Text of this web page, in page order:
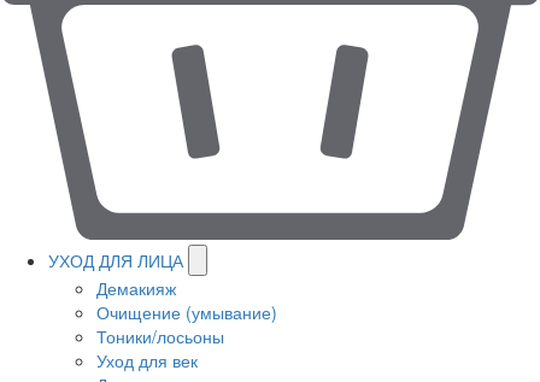
УХОД ДЛЯ ЛИЦА
Демакияж
Очищение (умывание)
Тоники/лосьоны
Уход для век